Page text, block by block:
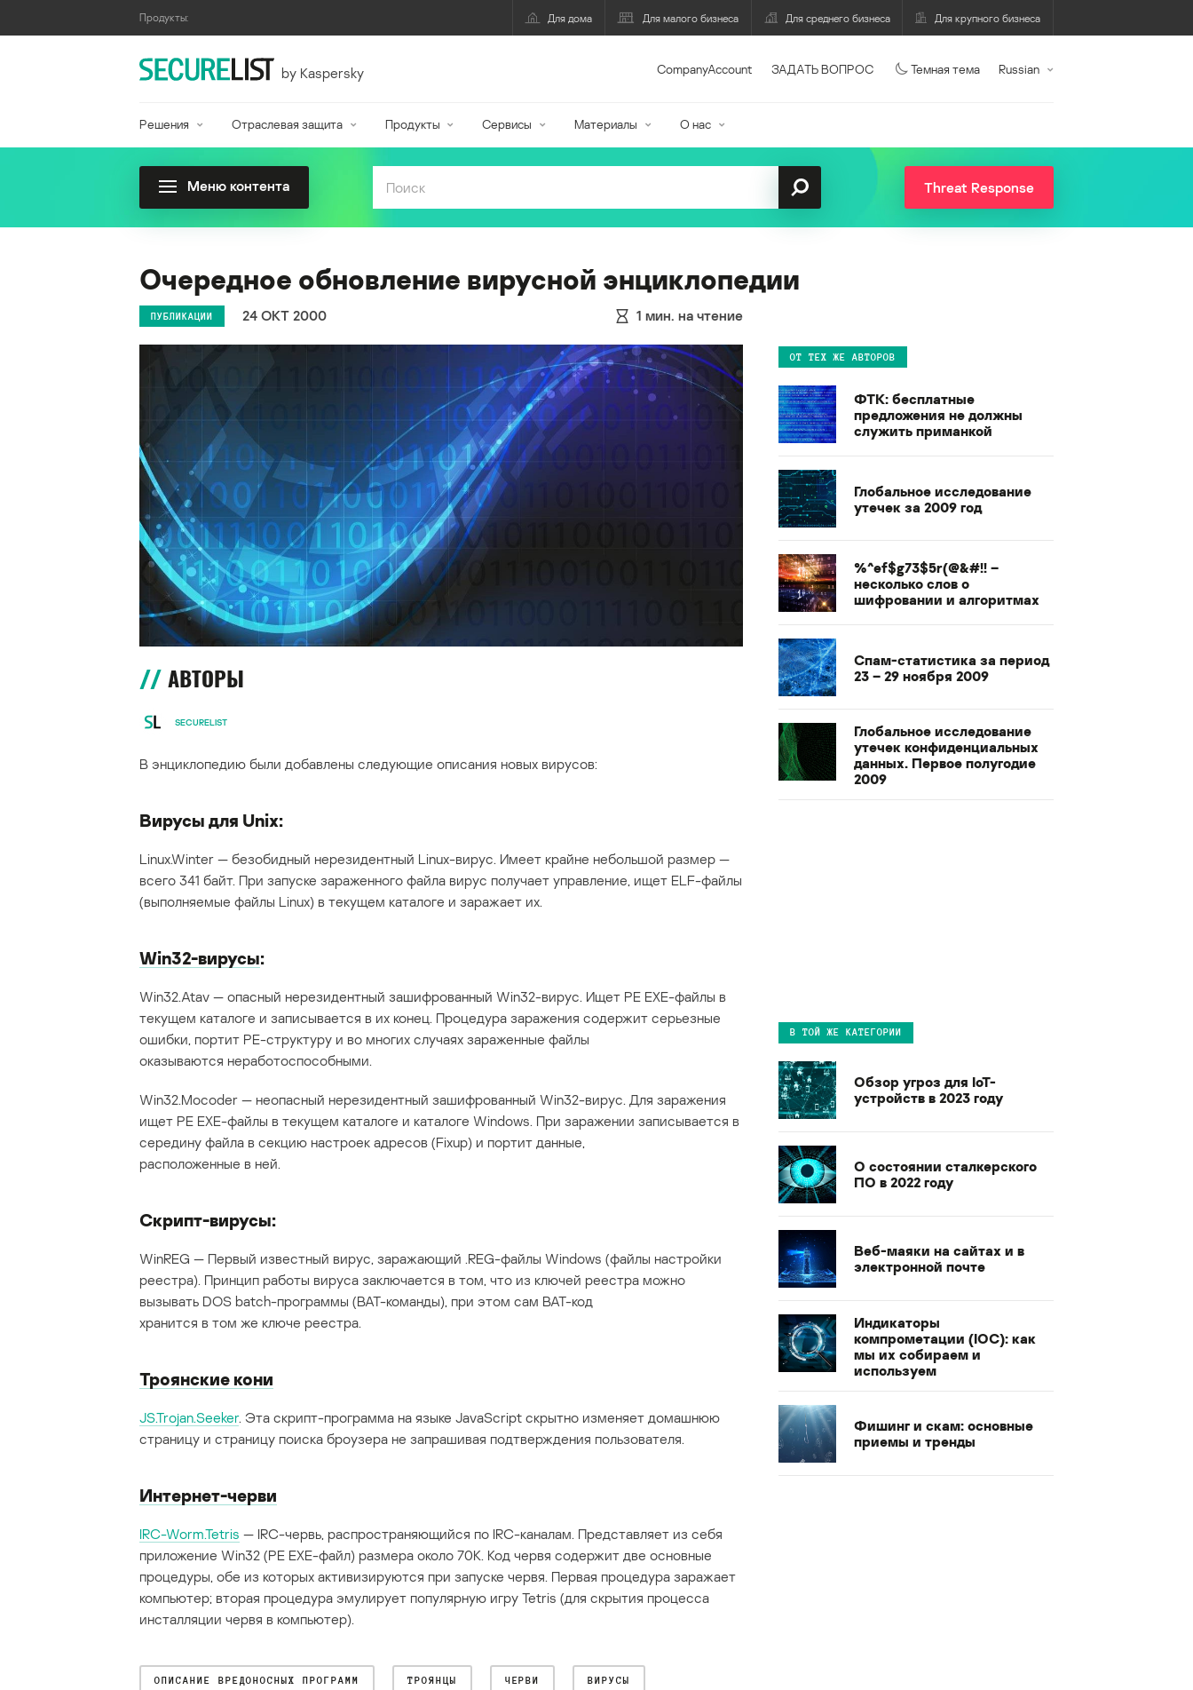
Продукты: Для дома Для малого бизнеса Для среднего бизнеса Для крупного бизнеса
by Kaspersky CompanyAccount ЗАДАТЬ ВОПРОС Темная тема Russian
Решения Отраслевая защита Продукты Сервисы Материалы О нас
Меню контента Threat Response
Очередное обновление вирусной энциклопедии
ПУБЛИКАЦИИ 24 ОКТ 2000 1 мин. на чтение
АВТОРЫ
SECURELIST
В энциклопедию были добавлены следующие описания новых вирусов:
Вирусы для Unix:
Linux.Winter — безобидный нерезидентный Linux-вирус. Имеет крайне небольшой размер —
всего 341 байт. При запуске зараженного файла вирус получает управление, ищет ELF-файлы
(выполняемые файлы Linux) в текущем каталоге и заражает их.
Win32-вирусы:
Win32.Atav — опасный нерезидентный зашифрованный Win32-вирус. Ищет PE EXE-файлы в
текущем каталоге и записывается в их конец. Процедура заражения содержит серьезные
ошибки, портит PE-структуру и во многих случаях зараженные файлы
оказываются неработоспособными.
Win32.Mocoder — неопасный нерезидентный зашифрованный Win32-вирус. Для заражения
ищет PE EXE-файлы в текущем каталоге и каталоге Windows. При заражении записывается в
середину файла в секцию настроек адресов (Fixup) и портит данные,
расположенные в ней.
Скрипт-вирусы:
WinREG — Первый известный вирус, заражающий .REG-файлы Windows (файлы настройки
реестра). Принцип работы вируса заключается в том, что из ключей реестра можно
вызывать DOS batch-программы (BAT-команды), при этом сам BAT-код
хранится в том же ключе реестра.
Троянские кони
JS.Trojan.Seeker. Эта скрипт-программа на языке JavaScript скрытно изменяет домашнюю
страницу и страницу поиска броузера не запрашивая подтверждения пользователя.
Интернет-черви
IRC-Worm.Tetris — IRC-червь, распространяющийся по IRC-каналам. Представляет из себя
приложение Win32 (PE EXE-файл) размера около 70K. Код червя содержит две основные
процедуры, обе из которых активизируются при запуске червя. Первая процедура заражает
компьютер; вторая процедура эмулирует популярную игру Tetris (для скрытия процесса
инсталляции червя в компьютер).
ОПИСАНИЕ ВРЕДОНОСНЫХ ПРОГРАММ ТРОЯНЦЫ ЧЕРВИ ВИРУСЫ
ОТ ТЕХ ЖЕ АВТОРОВ
ФТК: бесплатные
предложения не должны
служить приманкой
Глобальное исследование
утечек за 2009 год
%^ef$g73$5r(@&#!! –
несколько слов о
шифровании и алгоритмах
Спам-статистика за период
23 – 29 ноября 2009
Глобальное исследование
утечек конфиденциальных
данных. Первое полугодие
2009
В ТОЙ ЖЕ КАТЕГОРИИ
Обзор угроз для IoT-
устройств в 2023 году
О состоянии сталкерского
ПО в 2022 году
Веб-маяки на сайтах и в
электронной почте
Индикаторы
компрометации (IOC): как
мы их собираем и
используем
Фишинг и скам: основные
приемы и тренды